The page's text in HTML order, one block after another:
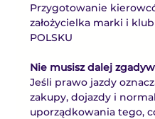
Przygotowanie
założycielka marki i
POLSKU
Nie musisz dalej
Jeśli prawo jazdy
zakupy, dojazdy i
uporządkowania tego,